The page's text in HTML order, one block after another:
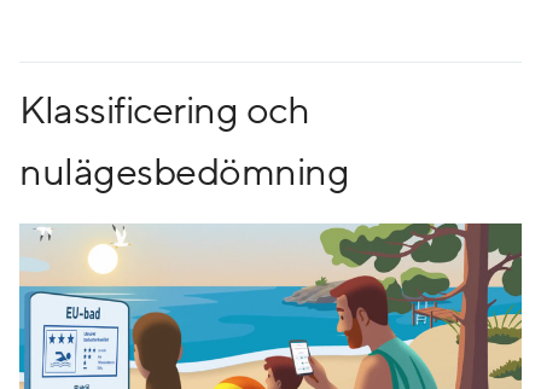
Klassificering och
nulägesbedömning